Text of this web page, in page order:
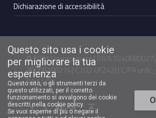
Dichiarazione di accessibilità
© 2021 Unioncamere | P.IVA 02406800272
80009100274 | C.U.U. UFZ42J | C.IPA
94.11.00
Facebook Unioncamere VenetoTwitter Unioncamere VenetoYoutube Unioncamere VenetoLinkedin Unioncamere Veneto Torna in cima ↑
Questo sito usa i cookie
per migliorare la tua
esperienza
Questo sito, o gli strumenti terzi da
questo utilizzati, per il corretto
funzionamento si avvalgono dei cookie
descritti nella cookie policy.
Se vuoi saperne di più o negare il